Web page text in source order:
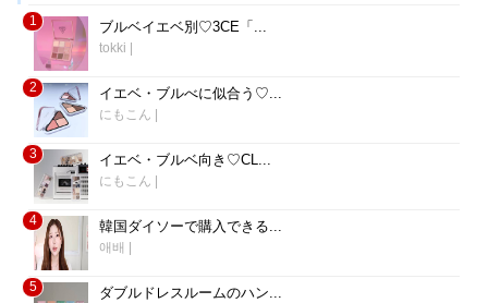
1 ブルベイエベ別♡3CE「...
tokki
2 イエベ・ブルべに似合う♡...
にもこん
3 イエベ・ブルベ向き♡CL...
にもこん
4 韓国ダイソーで購入できる...
애배
5 ダブルドレスルームのハン...